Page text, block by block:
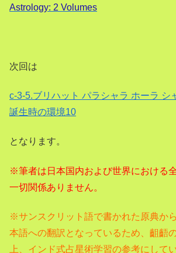
Astrology: 2 Volumes
次回は
c-3-5.ブリハット パラシャラ ホーラ シ
誕生時の環境10
となります。
※筆者は日本国内および世界における
一切関係ありません。
※サンスクリット語で書かれた原典から
本語への翻訳となっているため、齟齬
上、インド式占星術学習の参考にして